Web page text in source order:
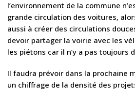
l’environnement de la commune
grande circulation des voitures,
aussi à créer des circulations
devoir partager la voirie avec les
les piétons car il n’y a pas toujours
Il faudra prévoir dans la prochaine
un chiffrage de la densité des